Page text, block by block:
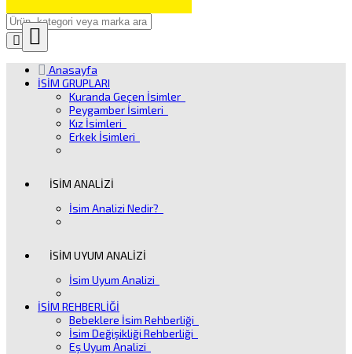
Close
Ürün Arama
Anasayfa
İSİM GRUPLARI
Kuranda Geçen İsimler
Peygamber İsimleri
Kız İsimleri
Erkek İsimleri
İSİM ANALİZİ
İsim Analizi Nedir?
İSİM UYUM ANALİZİ
İsim Uyum Analizi
İSİM REHBERLİĞİ
Bebeklere İsim Rehberliği
İsim Değişikliği Rehberliği
Eş Uyum Analizi